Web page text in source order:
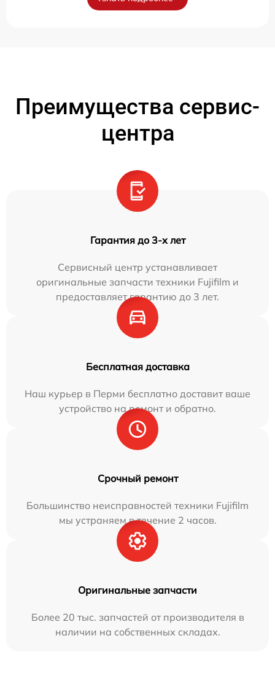
Преимущества сервис-
центра
Гарантия до 3-х лет
Сервисный центр устанавливает
оригинальные запчасти техники Fujifilm и
предоставляет гарантию до 3 лет.
Бесплатная доставка
Наш курьер в Перми бесплатно доставит ваше
устройство на ремонт и обратно.
Срочный ремонт
Большинство неисправностей техники Fujifilm
мы устраняем в течение 2 часов.
Оригинальные запчасти
Более 20 тыс. запчастей от производителя в
наличии на собственных складах.